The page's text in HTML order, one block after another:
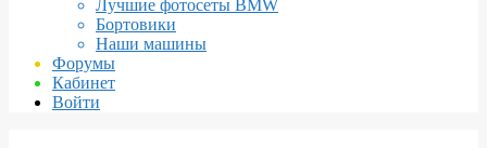
Лучшие фотосеты BMW
Бортовики
Наши машины
Форумы
Кабинет
Войти